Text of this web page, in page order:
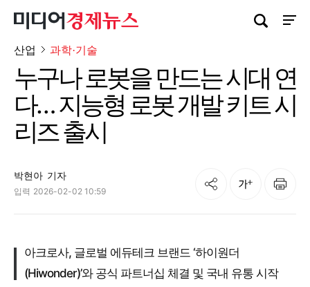
사이
검색창 열기
산업 과학·기술
누구나 로봇을 만드는 시대 연
다… 지능형 로봇 개발 키트 시
리즈 출시
박현아 기자
입력 2026-02-02 10:59
공유 글자크기 인쇄
아크로사, 글로벌 에듀테크 브랜드 ‘하이원더
(Hiwonder)’와 공식 파트너십 체결 및 국내 유통 시작